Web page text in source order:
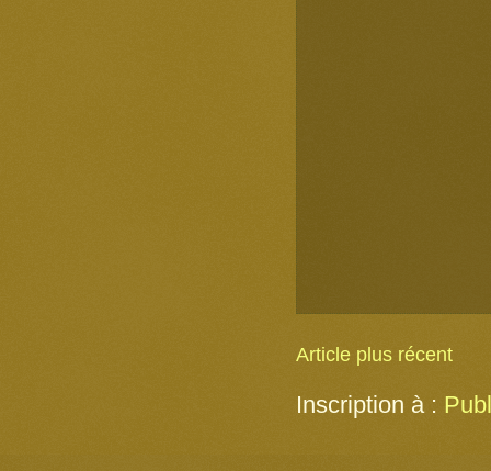
Article plus récent
Inscription à :